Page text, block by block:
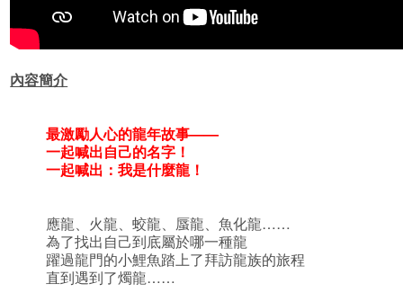
內容簡介
最激勵人心的龍年故事——
一起喊出自己的名字！
一起喊出：我是什麼龍！
應龍、火龍、蛟龍、蜃龍、魚化龍……
為了找出自己到底屬於哪一種龍
躍過龍門的小鯉魚踏上了拜訪龍族的旅程
直到遇到了燭龍……